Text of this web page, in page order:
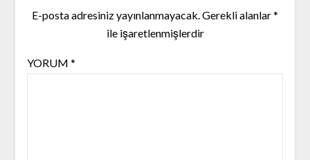
E-posta adresiniz yayınlanmayacak.Gerekli alanlar*
ile işaretlenmişlerdir
YORUM *